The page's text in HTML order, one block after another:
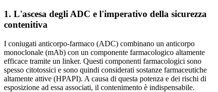
1. L'ascesa degli ADC e l'imperativo della sicurezza
contenitiva
I coniugati anticorpo-farmaco (ADC) combinano un anticorpo
monoclonale (mAb) con un componente farmacologico altamente
efficace tramite un linker. Questi componenti farmacologici sono
spesso citotossici e sono quindi considerati sostanze farmaceutiche
altamente attive (HPAPI). A causa di questa potenza e dei rischi di
esposizione ad essa associati, il contenimento è indispensabile.